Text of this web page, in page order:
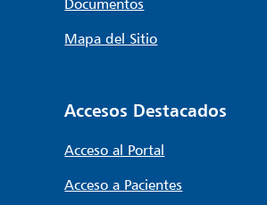
Mapa del Sitio
Accesos Destacados
Acceso al Portal
Acceso a Pacientes